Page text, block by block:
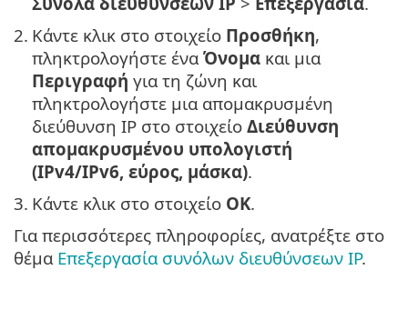
2. Κάντε κλικ στο στοιχείο Προσθήκη,
πληκτρολογήστε έναΌνομα και μια
Περιγραφή για τη ζώνη και
πληκτρολογήστε μια απομακρυσμένη
διεύθυνση IP στο στοιχείο Διεύθυνση
απομακρυσμένου υπολογιστή
(IPv4/IPv6, εύρος, μάσκα).
3. Κάντε κλικ στο στοιχείο OK.
Για περισσότερες πληροφορίες, ανατρέξτε στο
θέμα Επεξεργασία συνόλων διευθύνσεων IP.